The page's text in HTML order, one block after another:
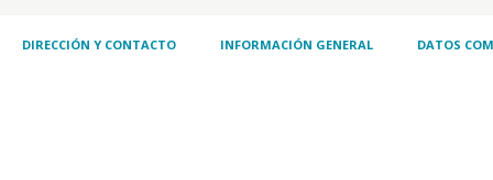
DIRECCIÓN Y CONTACTO INFORMACIÓN GENERAL DATOS